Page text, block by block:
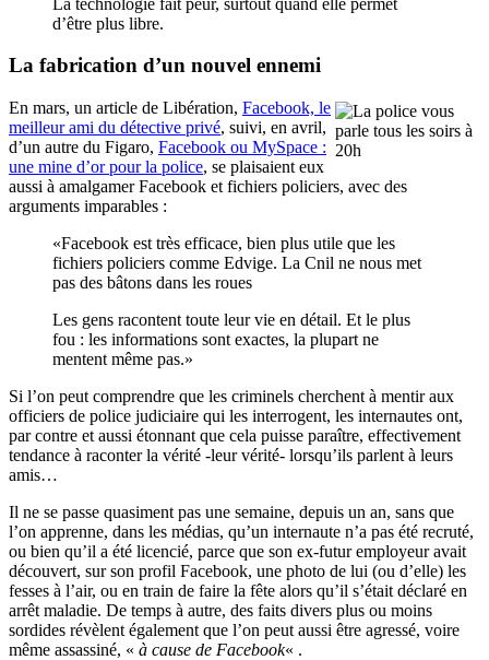
d’être plus libre.
La fabrication d’un nouvel ennemi
En mars, un article de Libération, Facebook, le
meilleur ami du détective privé, suivi, en avril,
d’un autre du Figaro, Facebook ou MySpace :
une mine d’or pour la police, se plaisaient eux
aussi à amalgamer Facebook et fichiers policiers, avec des
arguments imparables :
«Facebook est très efficace, bien plus utile que les
fichiers policiers comme Edvige. La Cnil ne nous met
pas des bâtons dans les roues
Les gens racontent toute leur vie en détail. Et le plus
fou : les informations sont exactes, la plupart ne
mentent même pas.»
Si l’on peut comprendre que les criminels cherchent à mentir aux
officiers de police judiciaire qui les interrogent, les internautes ont,
par contre et aussi étonnant que cela puisse paraître, effectivement
tendance à raconter la vérité -leur vérité- lorsqu’ils parlent à leurs
amis…
Il ne se passe quasiment pas une semaine, depuis un an, sans que
l’on apprenne, dans les médias, qu’un internaute n’a pas été recruté,
ou bien qu’il a été licencié, parce que son ex-futur employeur avait
découvert, sur son profil Facebook, une photo de lui (ou d’elle) les
fesses à l’air, ou en train de faire la fête alors qu’il s’était déclaré en
arrêt maladie. De temps à autre, des faits divers plus ou moins
sordides révèlent également que l’on peut aussi être agressé, voire
même assassiné, « à cause de Facebook« .